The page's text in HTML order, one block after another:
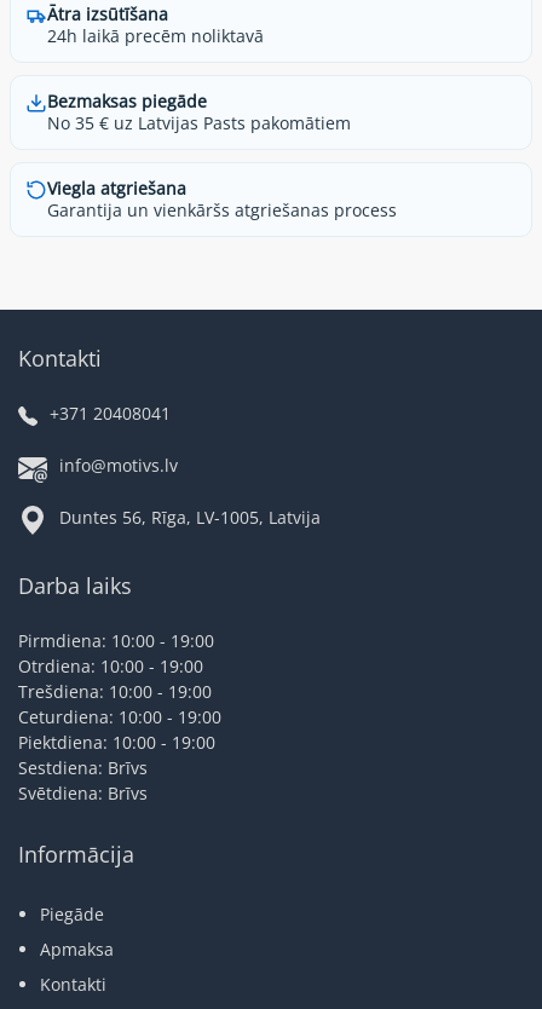
Ātra izsūtīšana
24h laikā precēm noliktavā
Bezmaksas piegāde
No 35 € uz Latvijas Pasts pakomātiem
Viegla atgriešana
Garantija un vienkāršs atgriešanas process
Kontakti
+371 20408041
info@motivs.lv
Duntes 56, Rīga, LV-1005, Latvija
Darba laiks
Pirmdiena: 10:00 - 19:00
Otrdiena: 10:00 - 19:00
Trešdiena: 10:00 - 19:00
Ceturdiena: 10:00 - 19:00
Piektdiena: 10:00 - 19:00
Sestdiena: Brīvs
Svētdiena: Brīvs
Informācija
Piegāde
Apmaksa
Kontakti